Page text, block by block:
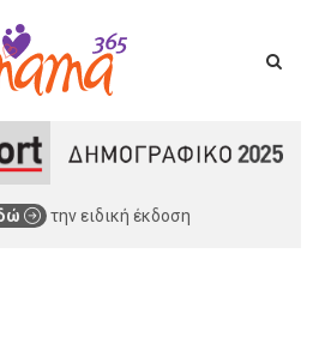
την ειδική έκδοση